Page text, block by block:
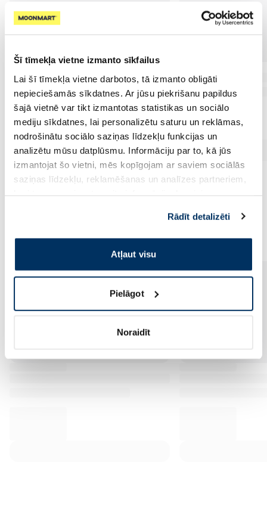
Šī tīmekļa vietne izmanto sīkfailus
Lai šī tīmekļa vietne darbotos, tā izmanto obligāti
nepieciešamās sīkdatnes. Ar jūsu piekrišanu papildus
šajā vietnē var tikt izmantotas statistikas un sociālo
mediju sīkdatnes, lai personalizētu saturu un reklāmas,
nodrošinātu sociālo saziņas līdzekļu funkcijas un
analizētu mūsu datplūsmu. Informāciju par to, kā jūs
izmantojat šo vietni, mēs kopīgojam ar saviem sociālās
saziņas līdzekļu, reklamēšanas un analīzes partneriem,
pakalpojumus. Ja piekrītat šo papildu sīkdatņu
izmantošanai, lūdzu, atzīmējiet savu izvēli:
Rādīt detalizēti
Atļaut visu
Pielāgot
Noraidīt